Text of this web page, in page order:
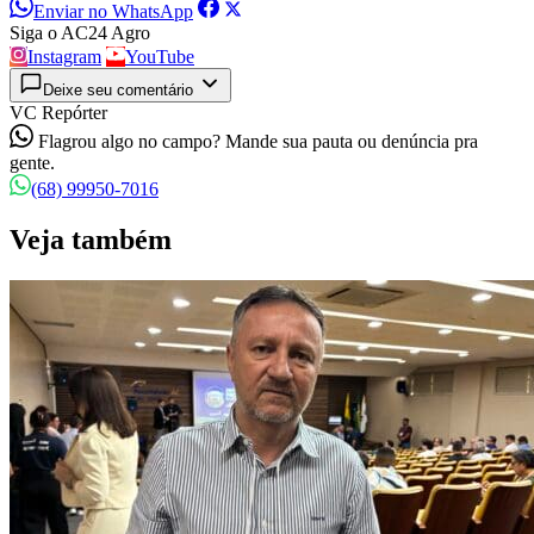
Enviar no WhatsApp
Siga o AC24 Agro
Instagram
YouTube
Deixe seu comentário
VC Repórter
Flagrou algo no campo? Mande sua pauta ou denúncia pra
gente.
(68) 99950-7016
Veja também